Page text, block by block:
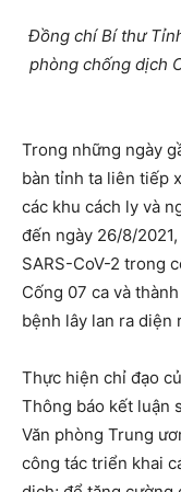
Đồng chí Bí thư
phòng chống dịch
Trong những ngày
bàn tỉnh ta liên tiếp
các khu cách ly và
đến ngày 26/8/
SARS-CoV-2 trong
Cống 07 ca và
bệnh lây lan ra diện
Thực hiện chỉ đạo
Thông báo kết luận
Văn phòng Trung
công tác triển khai